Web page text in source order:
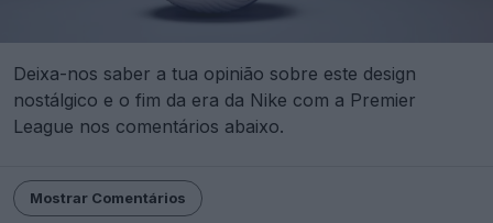
Deixa-nos saber a tua opinião sobre este design
nostálgico e o fim da era da Nike com a Premier
League nos comentários abaixo.
Mostrar Comentários